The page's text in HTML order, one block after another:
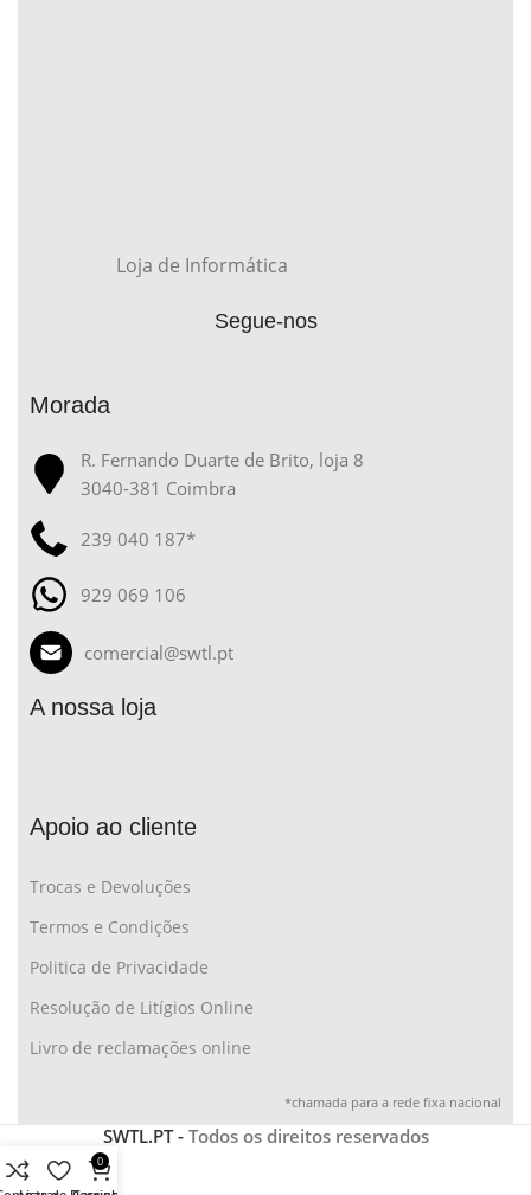
Loja de Informática
Segue-nos
Morada
R. Fernando Duarte de Brito, loja 8
3040-381 Coimbra
239 040 187*
929 069 106
comercial@swtl.pt
A nossa loja
Apoio ao cliente
Trocas e Devoluções
Termos e Condições
Politica de Privacidade
Resolução de Litígios Online
Livro de reclamações online
*chamada para a rede fixa nacional
SWTL.PT - Todos os direitos reservados
0